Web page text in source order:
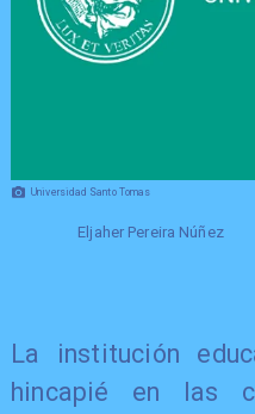
Universidad Santo Tomas
Eljaher Pereira Núñez
La institución
hincapié en las